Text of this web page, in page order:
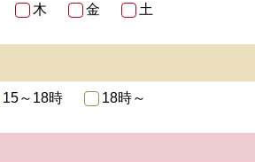
木 金 土
15～18時 18時～